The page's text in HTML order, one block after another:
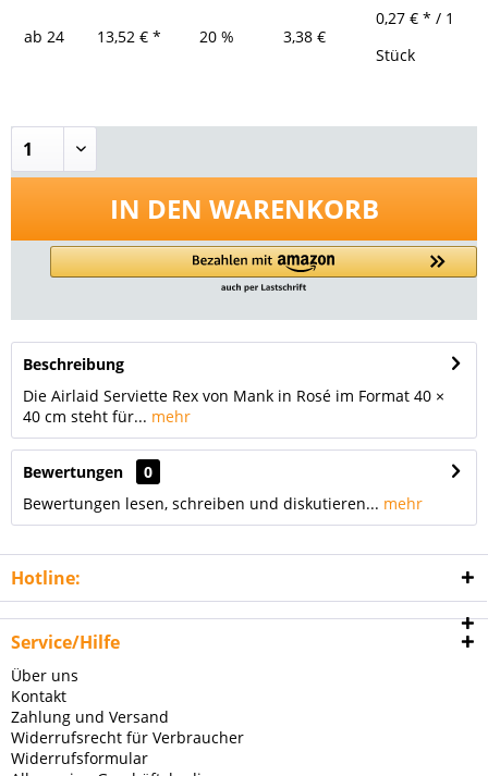
ab 24 13,52 € * 20 % 3,38 €
0,27 € * / 1
Stück
IN DEN WARENKORB
Beschreibung
Die Airlaid Serviette Rex von Mank in Rosé im Format 40 ×
40 cm steht für... mehr
Bewertungen
0
Bewertungen lesen, schreiben und diskutieren... mehr
Hotline:
Service/Hilfe
Über uns
Kontakt
Zahlung und Versand
Widerrufsrecht für Verbraucher
Widerrufsformular